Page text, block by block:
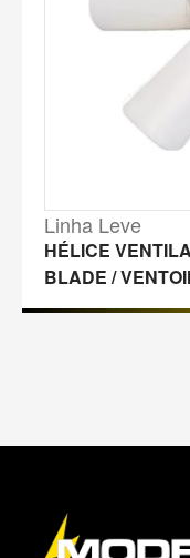
Linha Leve
HÉLICE
BLADE /
M